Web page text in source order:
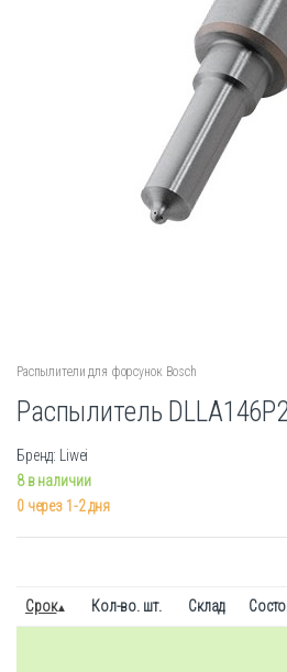
Распылители для форсунок Bosch
Распылитель
Бренд: Liwei
8 в наличии
0 через 1-2 дня
Срок Кол-во. шт. Склад